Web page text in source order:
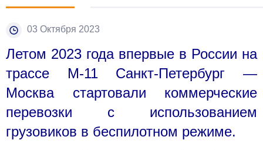
03 Октября 2023
Летом 2023 года впервые в России на
трассе М-11 Санкт-Петербург —
Москва стартовали коммерческие
перевозки с использованием
грузовиков в беспилотном режиме.